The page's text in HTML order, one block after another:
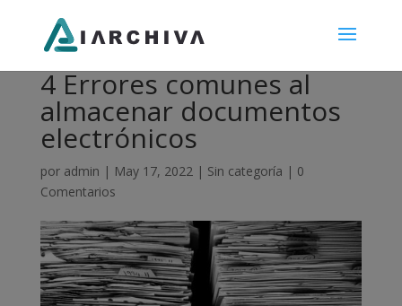
4 Errores comunes al
almacenar documentos
electrónicos
por admin | May 17, 2022| Sin categoría | 0
Comentarios